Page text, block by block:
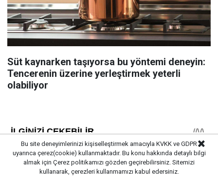
Süt kaynarken taşıyorsa bu yöntemi deneyin:
Tencerenin üzerine yerleştirmek yeterli
olabiliyor
Bu site deneyimlerinizi kişiselleştirmek amacıyla KVKK ve GDPR
uyarınca çerez(cookie) kullanmaktadır. Bu konu hakkında detaylı bilgi
almak için Çerez politikamızı gözden geçirebilirsiniz. Sitemizi
kullanarak, çerezleri kullanmamızı kabul edersiniz.